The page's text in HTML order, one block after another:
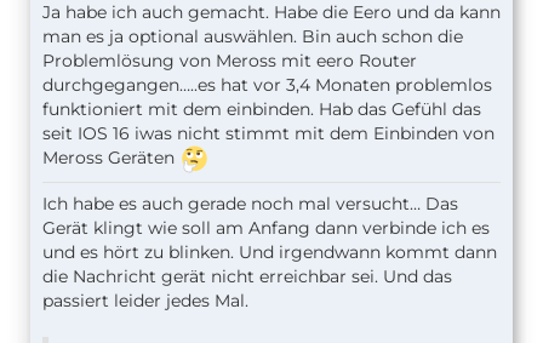
Ja habe ich auch gemacht. Habe die Eero und da kann
man es ja optional auswählen. Bin auch schon die
Problemlösung von Meross mit eero Router
durchgegangen…..es hat vor 3,4 Monaten problemlos
funktioniert mit dem einbinden. Hab das Gefühl das
seit IOS 16 iwas nicht stimmt mit dem Einbinden von
Meross Geräten
Ich habe es auch gerade noch mal versucht… Das
Gerät klingt wie soll am Anfang dann verbinde ich es
und es hört zu blinken. Und irgendwann kommt dann
die Nachricht gerät nicht erreichbar sei. Und das
passiert leider jedes Mal.